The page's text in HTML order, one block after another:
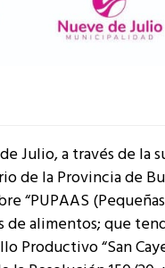
Julio, a través de
de la Provincia de
“PUPAAS
alimentos; que
Productivo “San